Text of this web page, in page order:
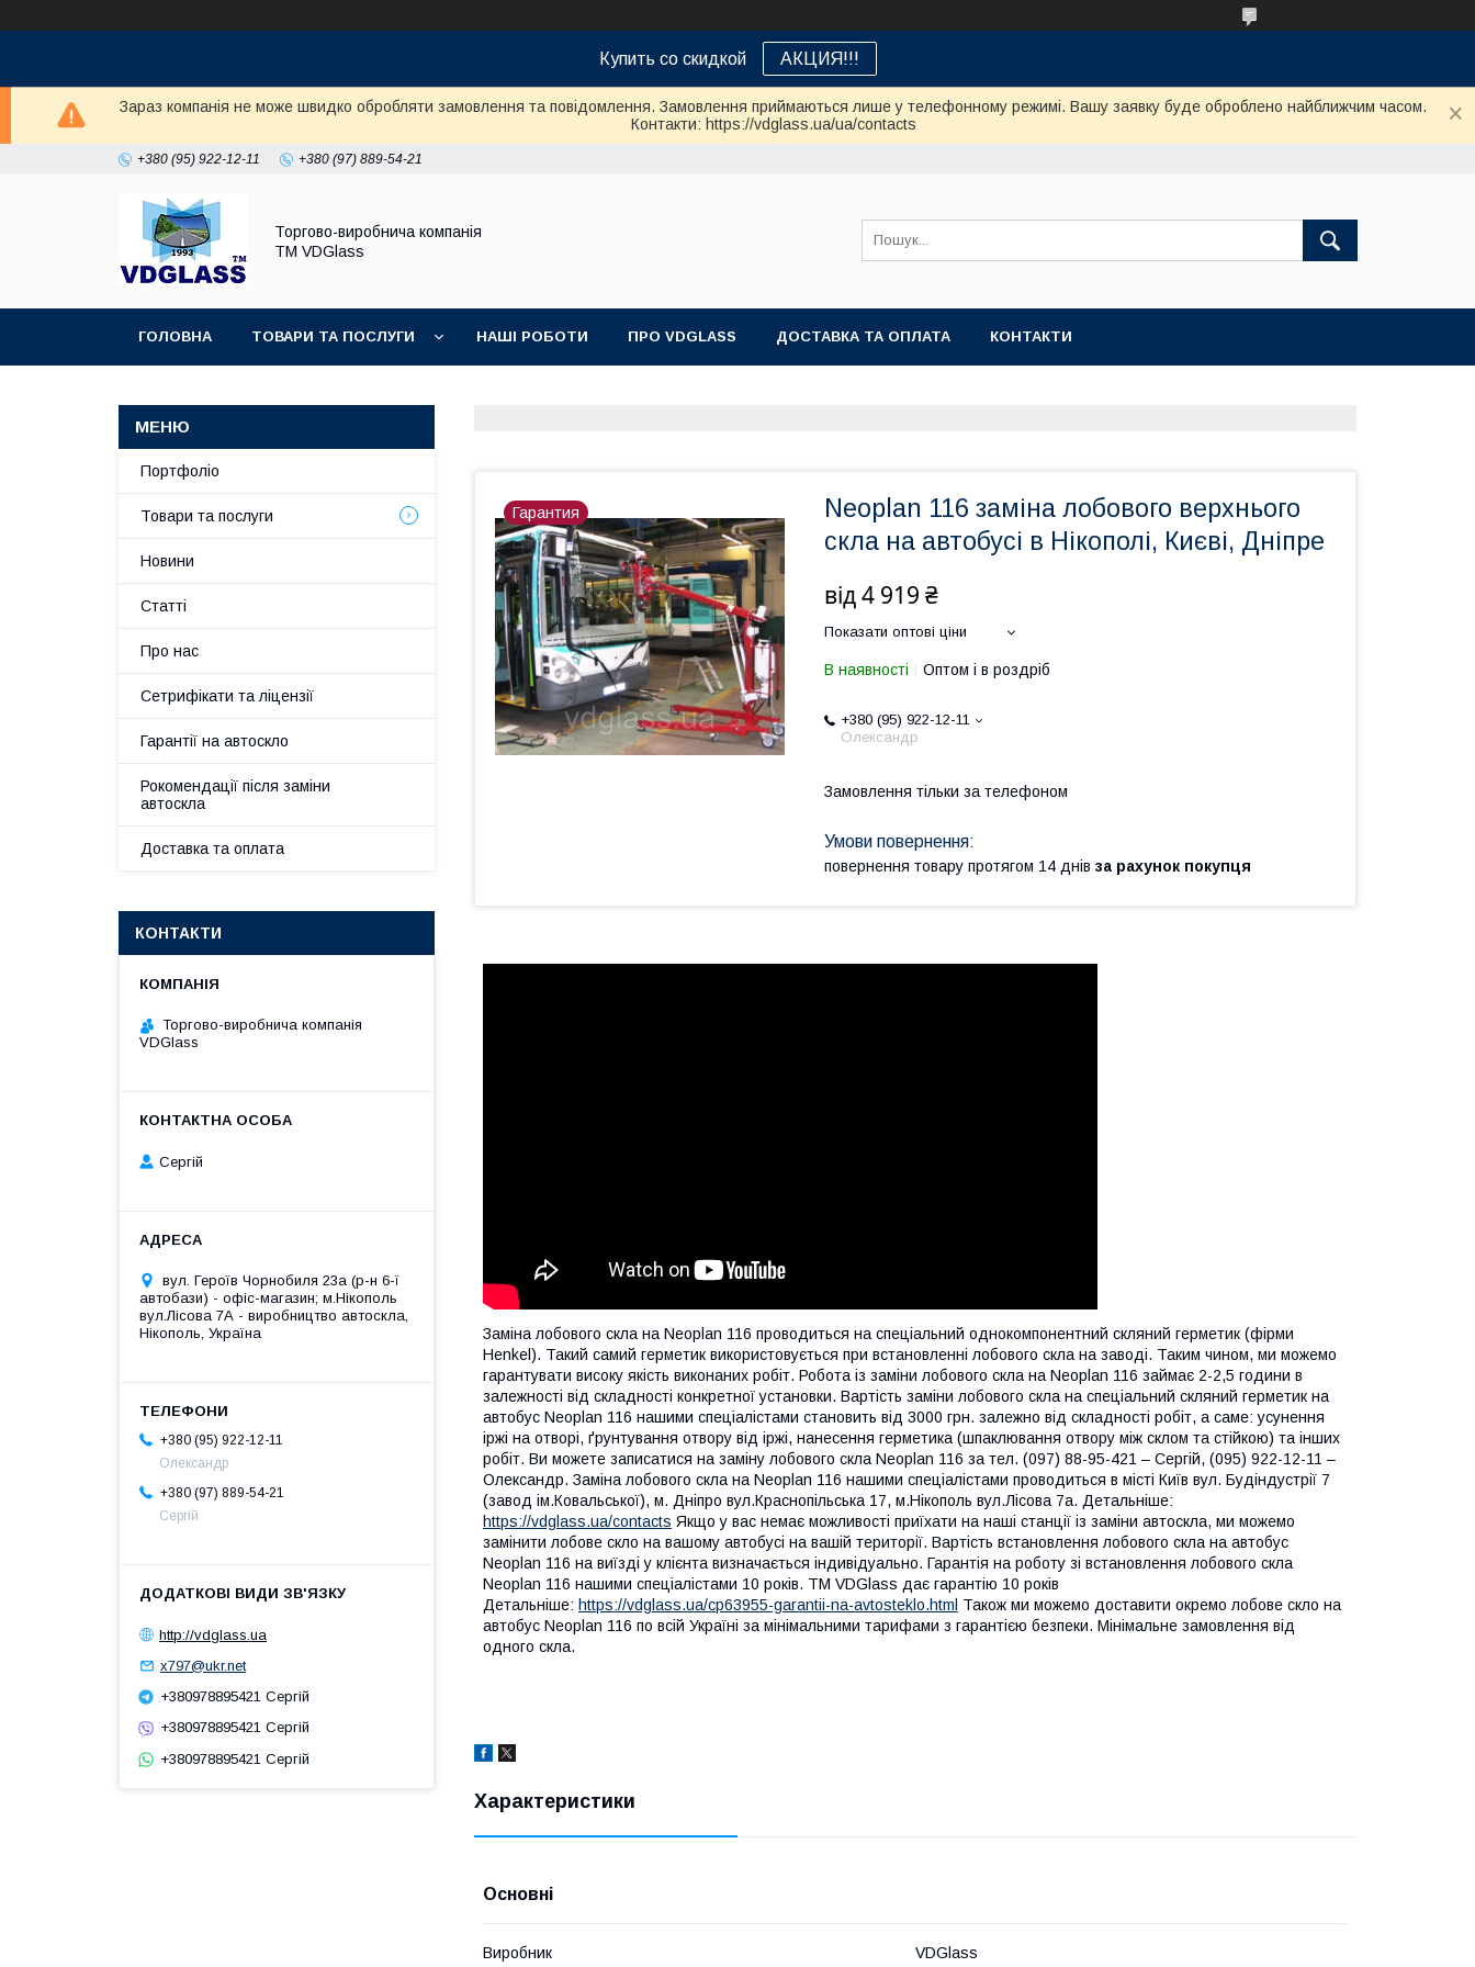
Купить со скидкой АКЦИЯ!!!
Зараз компанія не може швидко обробляти замовлення та повідомлення. Замовлення приймаються лише у телефонному режимі. Вашу заявку буде оброблено найближчим часом.
Контакти: https://vdglass.ua/ua/contacts
+380 (95) 922-12-11 +380 (97) 889-54-21
Торгово-виробнича компанія
ТМ VDGlass
ГОЛОВНА ТОВАРИ ТА ПОСЛУГИ НАШІ РОБОТИ ПРО VDGLASS ДОСТАВКА ТА ОПЛАТА КОНТАКТИ
Гарантия
Neoplan 116 заміна лобового верхнього
скла на автобусі в Нікополі, Києві, Дніпре
від4 919 ₴
Показати оптові ціни
В наявності Оптом і в роздріб
+380 (95) 922-12-11
Олександр
Замовлення тільки за телефоном
повернення товару протягом 14 днів за рахунок покупця
Заміна лобового скла на Neoplan 116 проводиться на спеціальний однокомпонентний скляний герметик (фірми
Henkel). Такий самий герметик використовується при встановленні лобового скла на заводі. Таким чином, ми можемо
гарантувати високу якість виконаних робіт. Робота із заміни лобового скла на Neoplan 116 займає 2-2,5 години в
залежності від складності конкретної установки. Вартість заміни лобового скла на спеціальний скляний герметик на
автобус Neoplan 116 нашими спеціалістами становить від 3000 грн. залежно від складності робіт, а саме: усунення
іржі на отворі, ґрунтування отвору від іржі, нанесення герметика (шпаклювання отвору між склом та стійкою) та інших
робіт. Ви можете записатися на заміну лобового скла Neoplan 116 за тел. (097) 88-95-421 – Сергій, (095) 922-12-11 –
Олександр. Заміна лобового скла на Neoplan 116 нашими спеціалістами проводиться в місті Київ вул. Будіндустрії 7
(завод ім.Ковальської), м. Дніпро вул.Краснопільська 17, м.Нікополь вул.Лісова 7а. Детальніше:
https://vdglass.ua/contacts Якщо у вас немає можливості приїхати на наші станції із заміни автоскла, ми можемо
замінити лобове скло на вашому автобусі на вашій території. Вартість встановлення лобового скла на автобус
Neoplan 116 на виїзді у клієнта визначається індивідуально. Гарантія на роботу зі встановлення лобового скла
Neoplan 116 нашими спеціалістами 10 років. TM VDGlass дає гарантію 10 років
Детальніше: https://vdglass.ua/cp63955-garantii-na-avtosteklo.html Також ми можемо доставити окремо лобове скло на
автобус Neoplan 116 по всій Україні за мінімальними тарифами з гарантією безпеки. Мінімальне замовлення від
одного скла.
Характеристики
Основні
Виробник VDGlass
Портфоліо
Товари та послуги
Новини
Статті
Про нас
Сетрифікати та ліцензії
Гарантії на автоскло
Рокомендації після заміни
автоскла
Доставка та оплата
КОНТАКТИ
Торгово-виробнича компанія
VDGlass
Сергій
вул. Героїв Чорнобиля 23а (р-н 6-ї
автобази) - офіс-магазин; м.Нікополь
вул.Лісова 7А - виробництво автоскла,
Нікополь, Україна
+380 (95) 922-12-11
Олександр
+380 (97) 889-54-21
Сергій
http://vdglass.ua
x797@ukr.net
+380978895421 Сергій
+380978895421 Сергій
+380978895421 Сергій